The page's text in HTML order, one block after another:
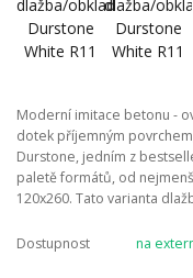
Moderní imitace betonu -
dotek příjemným
Durstone, jedním z
paletě formátů, od
120x260. Tato varianta
Dostupnost na